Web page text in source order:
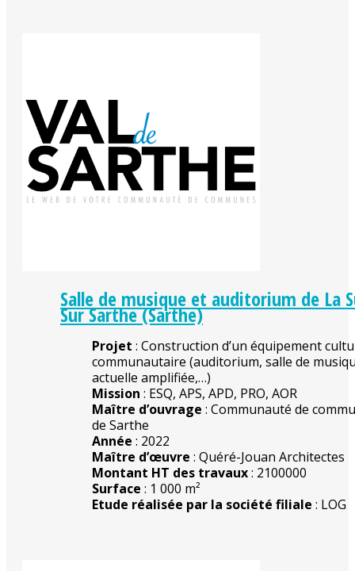
Salle de musique et auditorium de La
Sur Sarthe (Sarthe)
Projet : Construction d’un équipement
communautaire (auditorium, salle de
actuelle amplifiée,…)
Mission : ESQ, APS, APD, PRO, AOR
Maître d’ouvrage : Communauté de
de Sarthe
Année : 2022
Maître d’œuvre : Quéré-Jouan Architectes
Montant HT des travaux: 2100000
Surface : 1 000 m²
Etude réalisée par la société filiale : LOG